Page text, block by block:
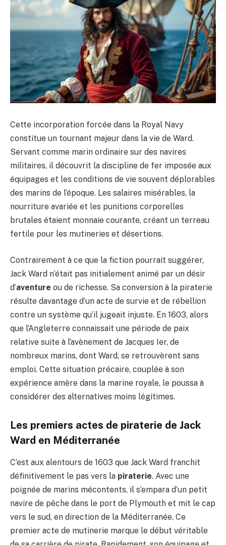
Cette incorporation forcée dans la Royal Navy
constitue un tournant majeur dans la vie de Ward.
Servant comme marin ordinaire sur des navires
militaires, il découvrit la discipline de fer imposée aux
équipages et les conditions de vie souvent déplorables
des marins de l’époque. Les salaires misérables, la
nourriture avariée et les punitions corporelles
brutales étaient monnaie courante, créant un terreau
fertile pour les mutineries et désertions.
Contrairement à ce que la fiction pourrait suggérer,
Jack Ward n’était pas initialement animé par un désir
d’aventure ou de richesse. Sa conversion à la piraterie
résulte davantage d’un acte de survie et de rébellion
contre un système qu’il jugeait injuste. En 1603, alors
que l’Angleterre connaissait une période de paix
relative suite à l’avènement de Jacques Ier, de
nombreux marins, dont Ward, se retrouvèrent sans
emploi. Cette situation précaire, couplée à son
expérience amère dans la marine royale, le poussa à
considérer des alternatives moins légitimes.
Les premiers actes de piraterie de Jack
Ward en Méditerranée
C’est aux alentours de 1603 que Jack Ward franchit
définitivement le pas vers la piraterie. Avec une
poignée de marins mécontents, il s’empara d’un petit
navire de pêche dans le port de Plymouth et mit le cap
vers le sud, en direction de la Méditerranée. Ce
premier acte de mutinerie marque le début véritable